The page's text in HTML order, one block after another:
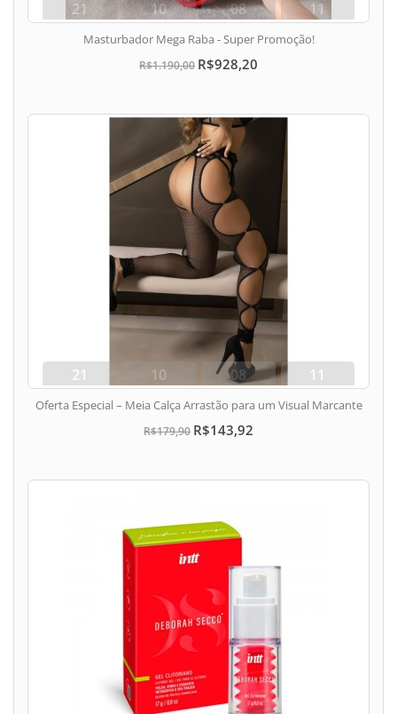
21
dias
10
hora
08
min
10
seg
Masturbador Mega Raba - Super Promoção!
R$1.190,00 R$928,20
21
dias
10
hora
08
min
10
seg
Oferta Especial – Meia Calça Arrastão para um Visual Marcante
R$179,90 R$143,92